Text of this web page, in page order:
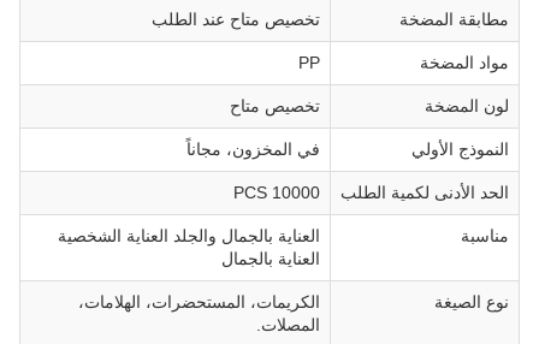
مطابقة المضخة تخصيص متاح عند الطلب
مواد المضخة PP
لون المضخة تخصيص متاح
النموذج الأولي في المخزون، مجاناً
الحد الأدنى لكمية الطلب 10000 PCS
مناسبة
العناية بالجمال والجلد العناية الشخصية
العناية بالجمال
نوع الصيغة
الكريمات، المستحضرات، الهلامات،
المصلات.